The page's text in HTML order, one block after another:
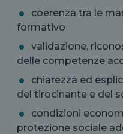
coerenza tra le
formativo
validazione,
delle competenze
chiarezza ed
del tirocinante e del
condizioni
protezione sociale